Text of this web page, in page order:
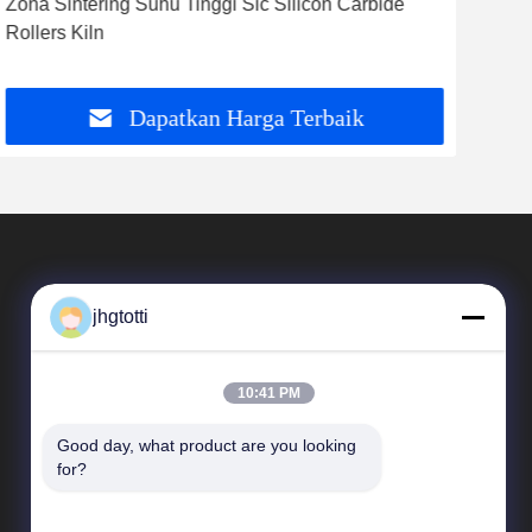
Zona Sintering Suhu Tinggi Sic Silicon Carbide
Rollers Kiln
Dapatkan Harga Terbaik
Tautan Langsung
jhgtotti
10:41 PM
Good day, what product are you looking
for?